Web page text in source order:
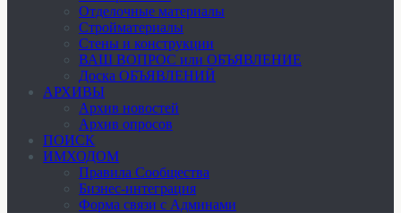
Отделочные материалы
Стройматериалы
Стены и конструкции
ВАШ ВОПРОС или ОБЪЯВЛЕНИЕ
Доска ОБЪЯВЛЕНИЙ
АРХИВЫ
Архив новостей
Архив опросов
ПОИСК
ИМХОДОМ
Правила Сообщества
Бизнес-интеграция
Форма связи с Админами